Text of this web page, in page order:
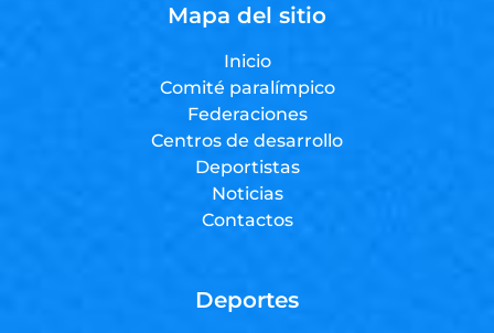
Mapa del sitio
Inicio
Comité paralímpico
Federaciones
Centros de desarrollo
Deportistas
Noticias
Contactos
Deportes